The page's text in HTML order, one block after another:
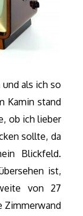
als ich so
Kamin stand
ob ich lieber
sollte, da
Blickfeld.
ist,
von 27
Zimmerwand